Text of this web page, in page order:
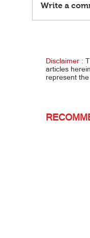
Write a
Disclaimer :
articles
represent